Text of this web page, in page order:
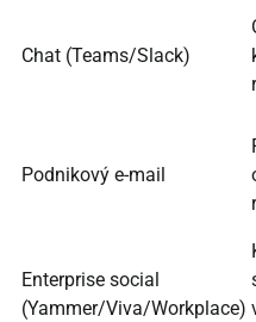
Chat (Teams/Slack)
Podnikový e-mail
Enterprise social
(Yammer/Viva/Workplace)